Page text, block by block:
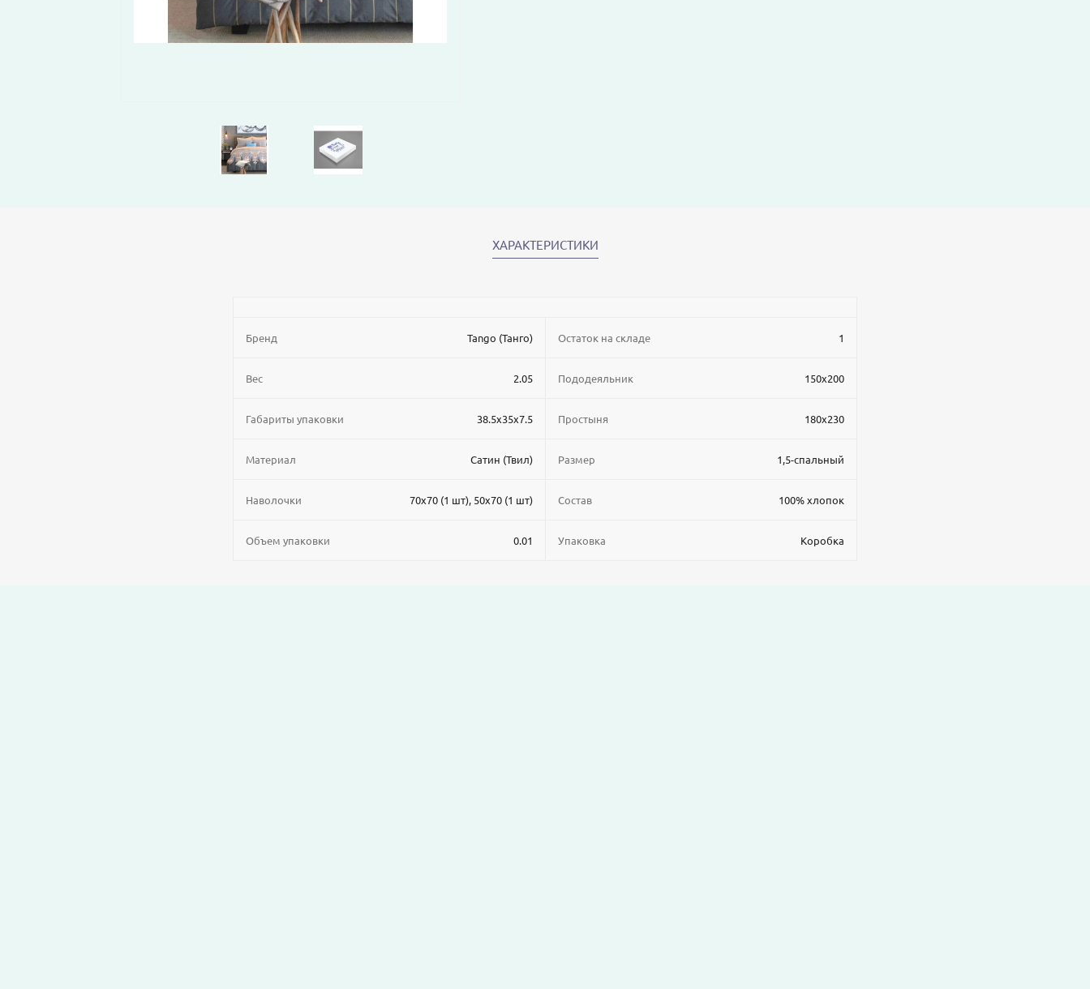
ХАРАКТЕРИСТИКИ
Бренд Tango (Танго)
Вес 2.05
Габариты упаковки 38.5x35x7.5
Материал Сатин (Твил)
Наволочки 70x70 (1 шт), 50x70 (1 шт)
Объем упаковки 0.01
Остаток на складе 1
Пододеяльник 150x200
Простыня 180x230
Размер 1,5-спальный
Состав 100% хлопок
Упаковка Коробка